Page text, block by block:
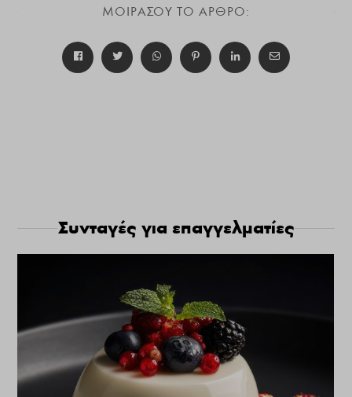
ΜΟΙΡΑΣΟΥ ΤΟ ΑΡΘΡΟ:
Συνταγές για επαγγελματίες